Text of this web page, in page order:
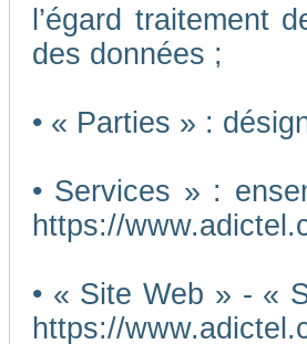
l’égard traitement
des données ;
• « Parties » :
• Services » :
https://
• « Site Web » - «
https://